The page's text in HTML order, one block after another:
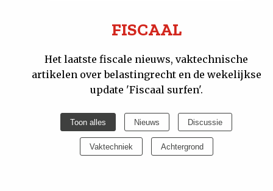
Achtergrond
FISCAAL
Het laatste fiscale nieuws, vaktechnische
artikelen over belastingrecht en de wekelijkse
update 'Fiscaal surfen'.
Toon alles Nieuws Discussie
Vaktechniek Achtergrond